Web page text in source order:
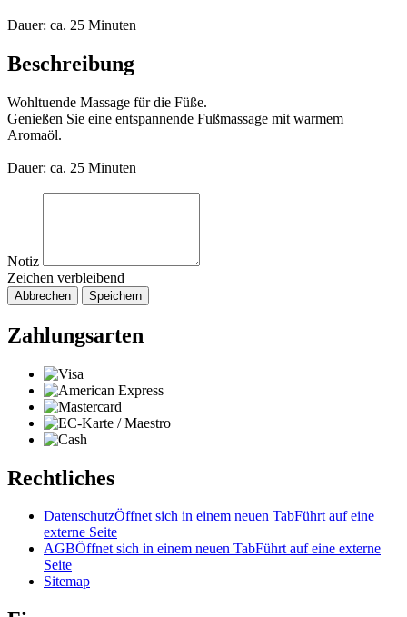
Dauer: ca. 25 Minuten
Beschreibung
Wohltuende Massage für die Füße.
Genießen Sie eine entspannende Fußmassage mit warmem
Aromaöl.
Dauer: ca. 25 Minuten
Notiz
Zeichen verbleibend
Abbrechen Speichern
Zahlungsarten
Rechtliches
DatenschutzÖffnet sich in einem neuen TabFührt auf eine
externe Seite
AGBÖffnet sich in einem neuen TabFührt auf eine externe
Seite
Sitemap